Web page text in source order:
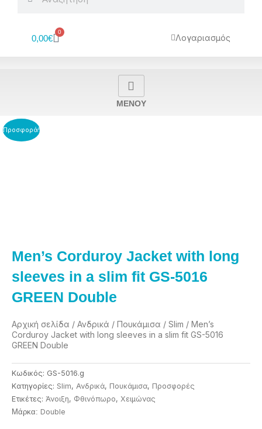
0,00€
0
Cart Λογαριασμός
MENOY
Προσφορά!
Men’s Corduroy Jacket with long
sleeves in a slim fit GS-5016
GREEN Double
Αρχική σελίδα / Ανδρικά / Πουκάμισα / Slim / Men’s
Corduroy Jacket with long sleeves in a slim fit GS-5016
GREEN Double
Κωδικός: GS-5016.g
Κατηγορίες: Slim, Ανδρικά, Πουκάμισα, Προσφορές
Ετικέτες: Άνοιξη, Φθινόπωρο, Χειμώνας
Μάρκα: Double